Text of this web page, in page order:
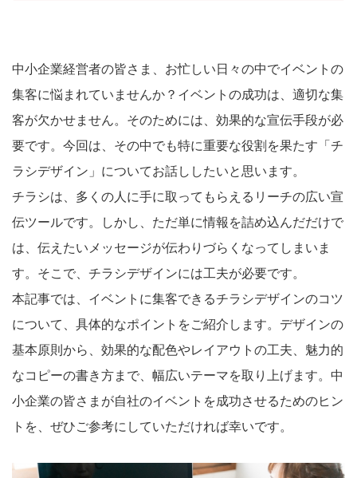
中小企業経営者の皆さま、お忙しい日々の中でイベントの
集客に悩まれていませんか？イベントの成功は、適切な集
客が欠かせません。そのためには、効果的な宣伝手段が必
要です。今回は、その中でも特に重要な役割を果たす「チ
ラシデザイン」についてお話ししたいと思います。
チラシは、多くの人に手に取ってもらえるリーチの広い宣
伝ツールです。しかし、ただ単に情報を詰め込んだだけで
は、伝えたいメッセージが伝わりづらくなってしまいま
す。そこで、チラシデザインには工夫が必要です。
本記事では、イベントに集客できるチラシデザインのコツ
について、具体的なポイントをご紹介します。デザインの
基本原則から、効果的な配色やレイアウトの工夫、魅力的
なコピーの書き方まで、幅広いテーマを取り上げます。中
小企業の皆さまが自社のイベントを成功させるためのヒン
トを、ぜひご参考にしていただければ幸いです。